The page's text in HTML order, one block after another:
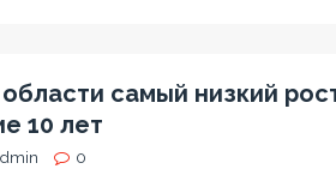
самый низкий
10 лет
0